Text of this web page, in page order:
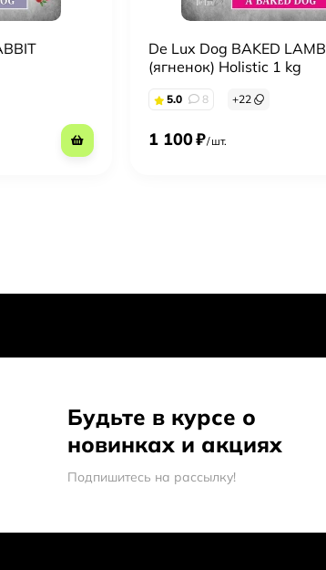
De Lux Dog BAKED LAMB
(ягненок) Holistic 1 kg
5.0 8 +22
1 100₽/ шт.
Будьте в курсе о
новинках и акциях
Подпишитесь на рассылкy!